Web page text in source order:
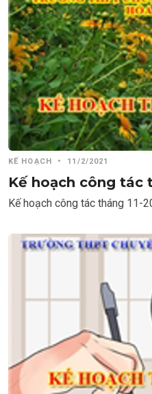
KẾ HOẠCH • 11/2/2021
Kế hoạch công tác
Kế hoạch công tác tháng 11-